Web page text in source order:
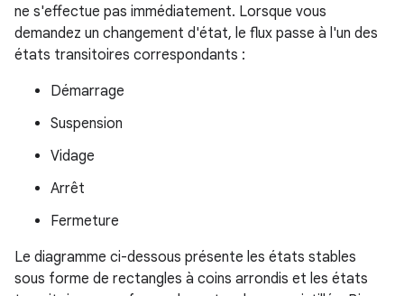
ne s'effectue pas immédiatement. Lorsque vous
demandez un changement d'état, le flux passe à l'un des
états transitoires correspondants :
Démarrage
Suspension
Vidage
Arrêt
Fermeture
Le diagramme ci-dessous présente les états stables
sous forme de rectangles à coins arrondis et les états